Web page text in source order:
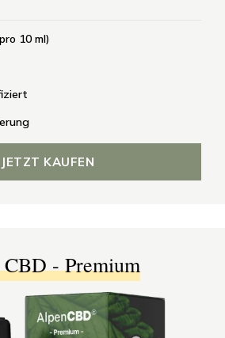
10 ml)
JETZT KAUFEN
- Premium